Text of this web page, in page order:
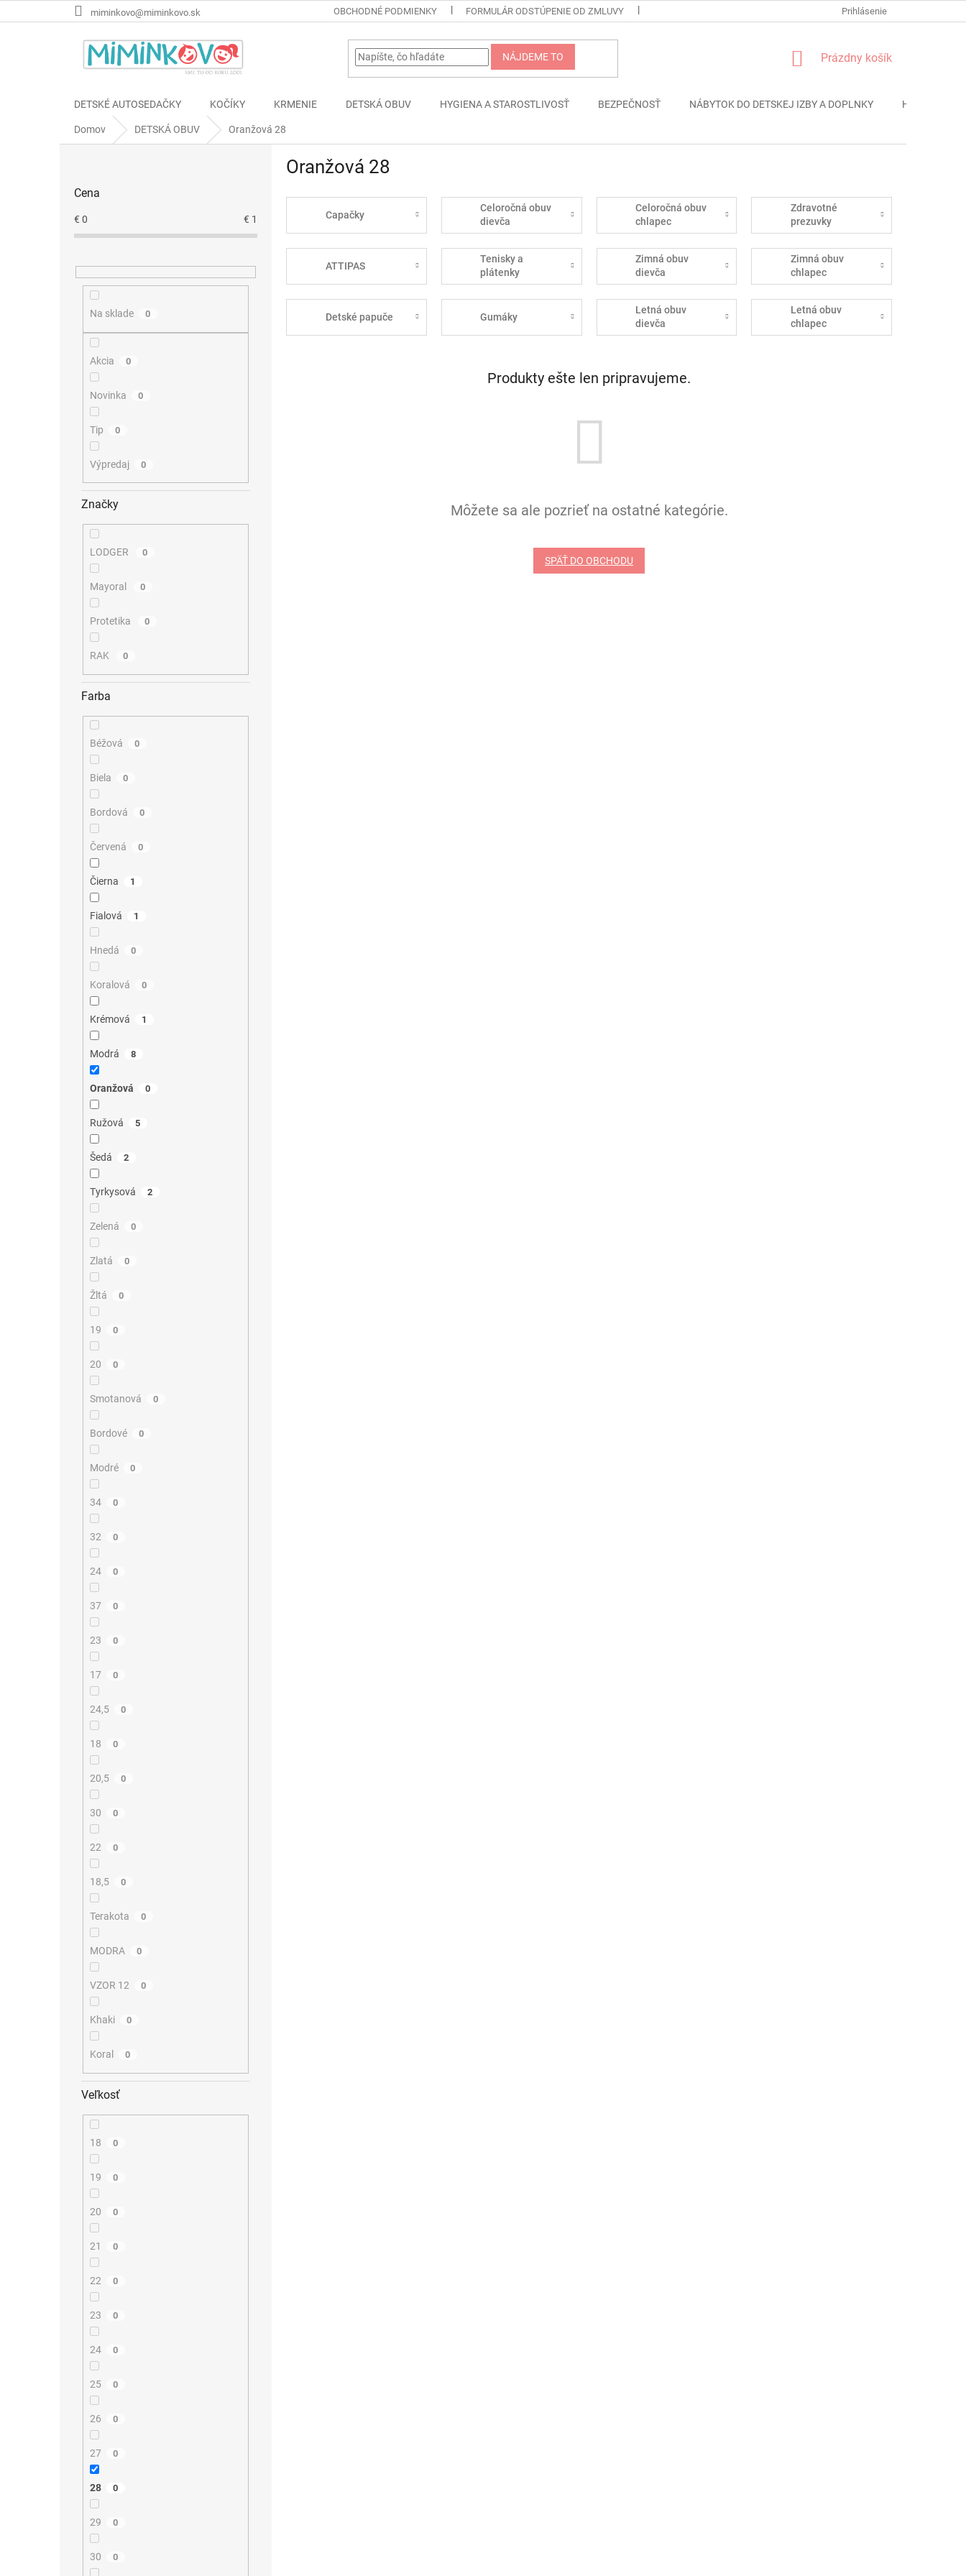
na
miminkovo@miminkovo.sk OBCHODNÉ PODMIENKY FORMULÁR ODSTÚPENIE OD ZMLUVY PODMIENKY OCHRANY OSOBNÝCH
Prihlásenie
NÁJDEME TO
NÁKUPNÝ
Prázdny košík
DETSKÉ AUTOSEDAČKY KOČÍKY KRMENIE DETSKÁ OBUV HYGIENA A STAROSTLIVOSŤ BEZPEČNOSŤ NÁBYTOK DO DETSKEJ IZBY A DOPLNKY HRAČKY
Domov DETSKÁ OBUV Oranžová 28
Cena
€ 0 € 1
Na sklade 0
Akcia 0
Novinka 0
Tip 0
Výpredaj 0
Značky
LODGER 0
Mayoral 0
Protetika 0
RAK 0
Farba
Béžová 0
Biela 0
Bordová 0
Červená 0
Čierna 1
Fialová 1
Hnedá 0
Koralová 0
Krémová 1
Modrá 8
Oranžová 0
Ružová 5
Šedá 2
Tyrkysová 2
Zelená 0
Zlatá 0
Žltá 0
19 0
20 0
Smotanová 0
Bordové 0
Modré 0
34 0
32 0
24 0
37 0
23 0
17 0
24,5 0
18 0
20,5 0
30 0
22 0
18,5 0
Terakota 0
MODRA 0
VZOR 12 0
Khaki 0
Koral 0
Veľkosť
18 0
19 0
20 0
21 0
22 0
23 0
24 0
25 0
26 0
27 0
28 0
29 0
30 0
Oranžová 28
Capačky
Celoročná obuv
dievča
Celoročná obuv
chlapec
Zdravotné
prezuvky
ATTIPAS
Tenisky a
plátenky
Zimná obuv
dievča
Zimná obuv
chlapec
Detské papuče Gumáky
Letná obuv
dievča
Letná obuv
chlapec
Produkty ešte len pripravujeme.
Môžete sa ale pozrieť na ostatné kategórie.
SPÄŤ DO OBCHODU